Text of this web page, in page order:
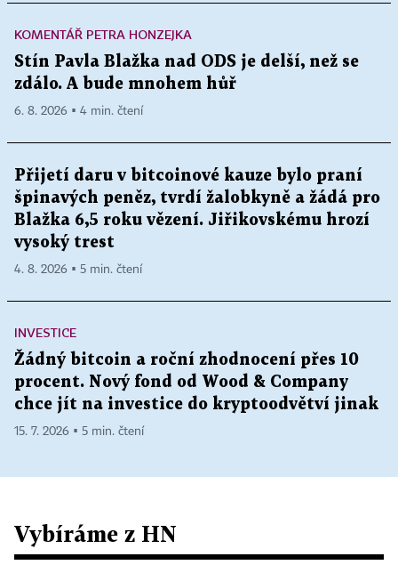
KOMENTÁŘ PETRA HONZEJKA
Stín Pavla Blažka nad ODS je delší, než se
zdálo. A bude mnohem hůř
6. 8. 2026 ▪ 4 min. čtení
Přijetí daru v bitcoinové kauze bylo praní
špinavých peněz, tvrdí žalobkyně a žádá pro
Blažka 6,5 roku vězení. Jiřikovskému hrozí
vysoký trest
4. 8. 2026 ▪ 5 min. čtení
INVESTICE
Žádný bitcoin a roční zhodnocení přes 10
procent. Nový fond od Wood & Company
chce jít na investice do kryptoodvětví jinak
15. 7. 2026 ▪ 5 min. čtení
Vybíráme z HN